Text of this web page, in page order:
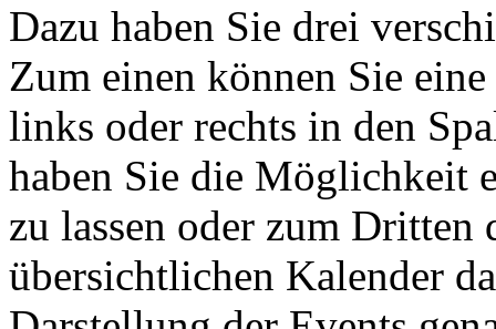
Dazu haben Sie drei
Zum einen können Sie
links oder rechts in den
haben Sie die Möglichkeit
zu lassen oder zum Dritten
übersichtlichen Kalender